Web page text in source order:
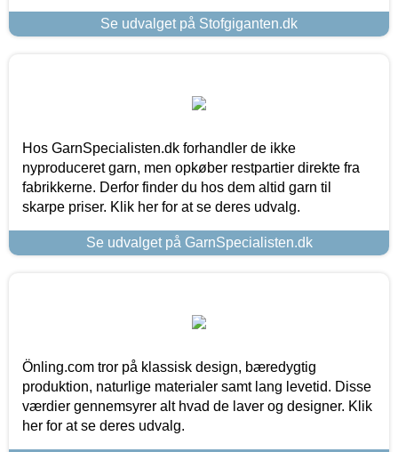
Se udvalget på Stofgiganten.dk
Hos GarnSpecialisten.dk forhandler de ikke
nyproduceret garn, men opkøber restpartier direkte fra
fabrikkerne. Derfor finder du hos dem altid garn til
skarpe priser. Klik her for at se deres udvalg.
Se udvalget på GarnSpecialisten.dk
Önling.com tror på klassisk design, bæredygtig
produktion, naturlige materialer samt lang levetid. Disse
værdier gennemsyrer alt hvad de laver og designer. Klik
her for at se deres udvalg.